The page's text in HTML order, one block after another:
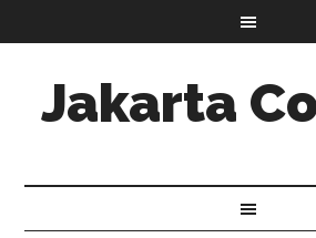
Jakarta